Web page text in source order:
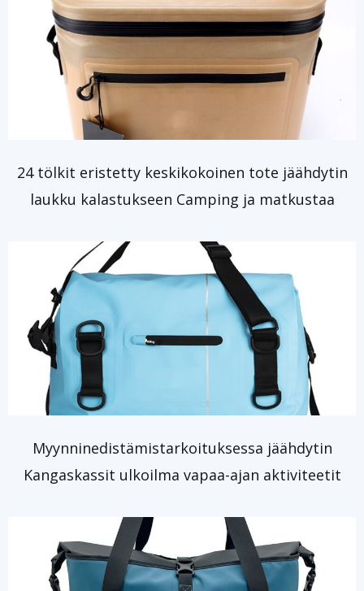
24 tölkit eristetty keskikokoinen tote jäähdytin
laukku kalastukseen Camping ja matkustaa
Myynninedistämistarkoituksessa jäähdytin
Kangaskassit ulkoilma vapaa-ajan aktiviteetit